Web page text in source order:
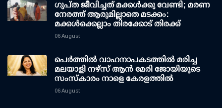
ഗുപ്ത ജീവിച്ചത് മക്കള്‍ക്കു വേണ്ടി; മരണ
നേരത്ത് ആരുമില്ലാതെ മടക്കം:
മക്കള്‍ക്കെല്ലാം തിരക്കോട് തിരക്ക്
06 August
പെർത്തിൽ വാഹനാപകടത്തിൽ മരിച്ച
മലയാളി നഴ്സ് ആൻ മേരി ജോയിയുടെ
സംസ്കാരം നാളെ കേരളത്തിൽ
06 August